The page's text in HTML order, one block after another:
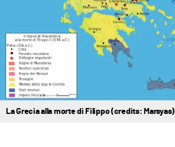
La Grecia alla morte di Filippo (credits: Marsyas)